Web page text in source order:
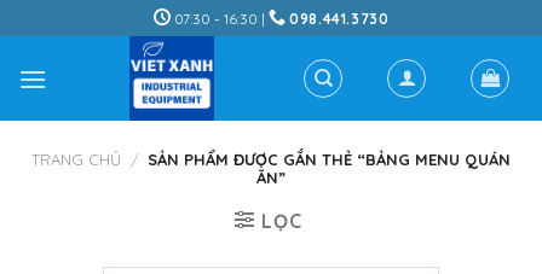
to
content
07:30 - 16:30 | 098.441.3730
TRANG CHỦ / SẢN PHẨM ĐƯỢC GẮN THẺ “BẢNG MENU QUÁN
ĂN”
LỌC